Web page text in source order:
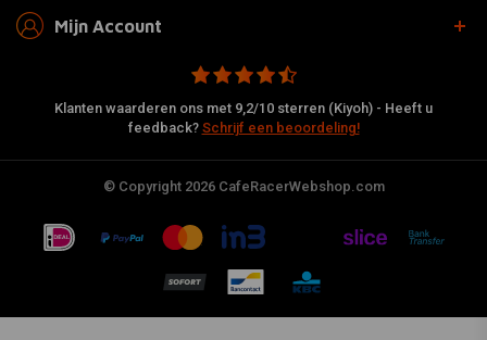
Mijn Account
Klanten waarderen ons met 9,2/10 sterren (Kiyoh) - Heeft u
feedback? Schrijf een beoordeling!
© Copyright 2026 CafeRacerWebshop.com